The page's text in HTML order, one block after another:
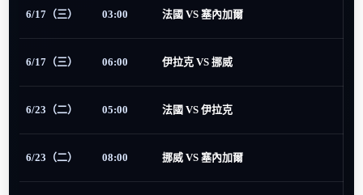
6/17（三） 03:00 法國 VS 塞內加爾
6/17（三） 06:00 伊拉克 VS 挪威
6/23（二） 05:00 法國 VS 伊拉克
6/23（二） 08:00 挪威 VS 塞內加爾